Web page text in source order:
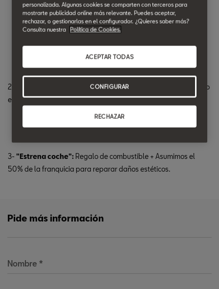
Escobillas: desde 30€
Baterías: desde 131€
2-
Revisión específica + Descuento exclusivo
en las intervenciones que se generen a través de este chequeo.
3- "Estrena coche": Regalo de combustible + Asumimos el
50% de la franquicia para reparar daños estéticos.
Pide más información
Nombre *
personalizada. Algunas cookies se comparten con terceros para
mostrarte publicidad online más relevante. Puedes aceptar,
rechazar, o gestionarlas en el configurador. ¿Quieres saber más?
Consulta nuestra
Política de Cookies.
RECHAZAR
ACEPTAR TODAS
CONFIGURAR